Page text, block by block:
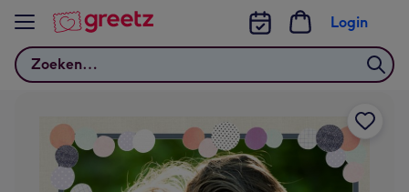
Bekijk meer
Zoeken
Login